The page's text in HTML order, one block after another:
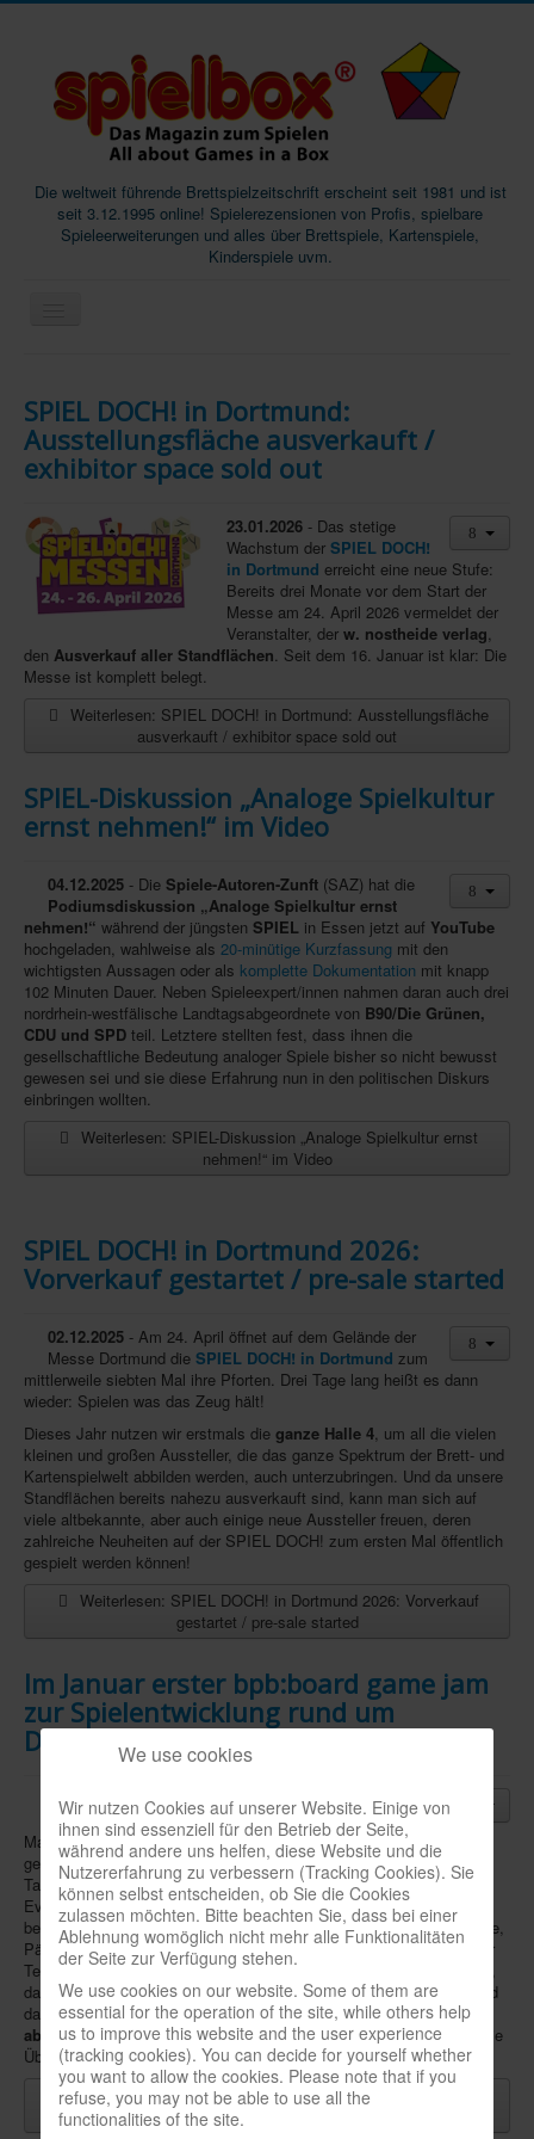
Die weltweit führende Brettspielzeitschrift erscheint seit 1981 und ist
seit 3.12.1995 online! Spielerezensionen von Profis, spielbare
Spieleerweiterungen und alles über Brettspiele, Kartenspiele,
Kinderspiele uvm.
Magazine
Abos/Subscriptions
SpieleMag
Infos
Shop
Download spielbox Special 2025
Spieledatenbank
Neuheiten-New Games
Preise-Awards
Branchen-/Wirtschaftsnews
Interviews
Crowdfunding
Veranstaltungen-Events
In eigener Sache-On our own behalf
Archivierte Meldungen-News archive
SPIEL DOCH! in Dortmund:
Ausstellungsfläche ausverkauft /
exhibitor space sold out
23.01.2026 - Das stetige
Wachstum der SPIEL DOCH!
in Dortmund erreicht eine neue Stufe:
Bereits drei Monate vor dem Start der
Messe am 24. April 2026 vermeldet der
Veranstalter, der w. nostheide verlag,
den Ausverkauf aller Standflächen. Seit dem 16. Januar ist klar: Die
Messe ist komplett belegt.
Weiterlesen: SPIEL DOCH! in Dortmund: Ausstellungsfläche
ausverkauft / exhibitor space sold out
SPIEL-Diskussion „Analoge Spielkultur
ernst nehmen!“ im Video
04.12.2025 - Die Spiele-Autoren-Zunft (SAZ) hat die
Podiumsdiskussion „Analoge Spielkultur ernst
nehmen!“ während der jüngsten SPIEL in Essen jetzt auf YouTube
hochgeladen, wahlweise als 20-minütige Kurzfassung mit den
wichtigsten Aussagen oder als komplette Dokumentation mit knapp
102 Minuten Dauer. Neben Spieleexpert/innen nahmen daran auch drei
nordrhein-westfälische Landtagsabgeordnete von B90/Die Grünen,
CDU und SPD teil. Letztere stellten fest, dass ihnen die
gesellschaftliche Bedeutung analoger Spiele bisher so nicht bewusst
gewesen sei und sie diese Erfahrung nun in den politischen Diskurs
einbringen wollten.
Weiterlesen: SPIEL-Diskussion „Analoge Spielkultur ernst
nehmen!“ im Video
SPIEL DOCH! in Dortmund 2026:
Vorverkauf gestartet / pre-sale started
02.12.2025 - Am 24. April öffnet auf dem Gelände der
Messe Dortmund die SPIEL DOCH! in Dortmund zum
mittlerweile siebten Mal ihre Pforten. Drei Tage lang heißt es dann
wieder: Spielen was das Zeug hält!
Dieses Jahr nutzen wir erstmals die ganze Halle 4, um all die vielen
kleinen und großen Aussteller, die das ganze Spektrum der Brett- und
Kartenspielwelt abbilden werden, auch unterzubringen. Und da unsere
Standflächen bereits nahezu ausverkauft sind, kann man sich auf
viele altbekannte, aber auch einige neue Aussteller freuen, deren
zahlreiche Neuheiten auf der SPIEL DOCH! zum ersten Mal öffentlich
gespielt werden können!
Weiterlesen: SPIEL DOCH! in Dortmund 2026: Vorverkauf
gestartet / pre-sale started
Im Januar erster bpb:board game jam
zur Spielentwicklung rund um
Demokratie
14.11.2025 - Vom 9. bis 11. Januar 2026
lädt die
Bundeszentrale für politische Bildung(bpb) das erste
Mal zumbpb:board game jamein, einem Workshop, bei dem man
gemeinsamBrettspiele mit Bildungsfunktionentwickeln will. Im
Tagungshaus Niemöller in Schmitten im Taunus (Hessen) sind dem
Event drei Tage gewidmet.Hierkönnen sich bis zum 29.12. alle
bewerben, die Spiele miterfinden wollen, egal ob Spielefans, Kreative,
Pädagog/innen oder Studierende, müssen jedoch ihre Motivation zur
Teilnahme begründen. Laut bpb war die bisherige Resonanz so groß,
dass man mit dem Beantworten kaum hinterherkommt. Attraktiv wird
das Angebot auch dadurch, dass den Partizipierendenalle Kosten
abgenommenwerden: Die bpb sponsert An- und Abreise ebenso wie
Übernachtungen und Verpflegung.
Weiterlesen: Im Januar erster bpb:board game jam zur
Spielentwicklung rund um Demokratie
We use cookies
Wir nutzen Cookies auf unserer Website. Einige von
ihnen sind essenziell für den Betrieb der Seite,
während andere uns helfen, diese Website und die
Nutzererfahrung zu verbessern (Tracking Cookies). Sie
können selbst entscheiden, ob Sie die Cookies
zulassen möchten. Bitte beachten Sie, dass bei einer
Ablehnung womöglich nicht mehr alle Funktionalitäten
der Seite zur Verfügung stehen.
We use cookies on our website. Some of them are
essential for the operation of the site, while others help
us to improve this website and the user experience
(tracking cookies). You can decide for yourself whether
you want to allow the cookies. Please note that if you
refuse, you may not be able to use all the
functionalities of the site.